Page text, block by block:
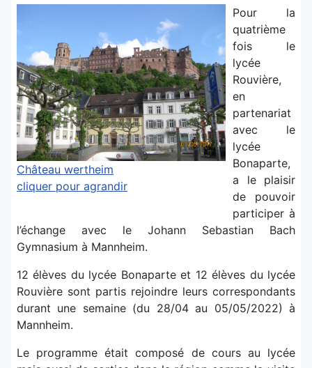
Château wertheim
cliquer pour agrandir
Pour la
quatrième
fois le
lycée
Rouvière,
en
partenariat
avec le
lycée
Bonaparte,
a le plaisir
de pouvoir
participer à
l’échange avec le Johann Sebastian Bach
Gymnasium à Mannheim.
12 élèves du lycée Bonaparte et 12 élèves du lycée
Rouvière sont partis rejoindre leurs correspondants
durant une semaine (du 28/04 au 05/05/2022) à
Mannheim.
Le programme était composé de cours au lycée